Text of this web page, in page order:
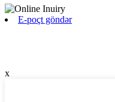
E-poçt göndər
x